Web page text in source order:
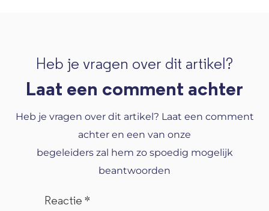
Heb je vragen over dit artikel?
Laat een comment achter
Heb je vragen over dit artikel? Laat een comment
achter en een van onze
begeleiders zal hem zo spoedig mogelijk
beantwoorden
Reactie*